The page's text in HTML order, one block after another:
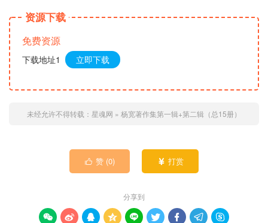
资源下载
免费资源
下载地址1 立即下载
未经允许不得转载： 星魂网 » 杨宽著作集第一辑+第二辑（总15册）
 赞 (0)  打赏
分享到
        